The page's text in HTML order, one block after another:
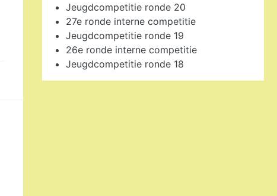
Jeugdcompetitie ronde 20
27e ronde interne competitie
Jeugdcompetitie ronde 19
26e ronde interne competitie
Jeugdcompetitie ronde 18